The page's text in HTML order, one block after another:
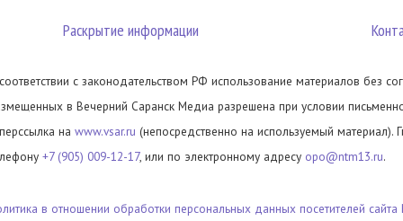
Раскрытие информации
с законодательством РФ использование материалов без
в Вечерний Саранск Медиа разрешена при условии
на www.vsar.ru (непосредственно на используемый материал).
+7 (905) 009-12-17, или по электронному адресу opo@ntm13.ru.
в отношении обработки персональных данных посетителей